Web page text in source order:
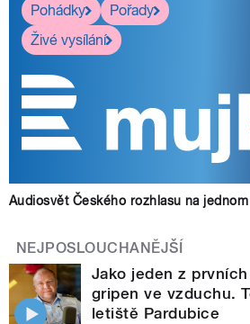
Pohádky
Pořady
Živé vysílání
Audiosvět Českého rozhlasu na
NEJPOSLOUCHANĚJŠÍ
Jako jeden z
gripen ve vzduchu.
letiště Pardubice